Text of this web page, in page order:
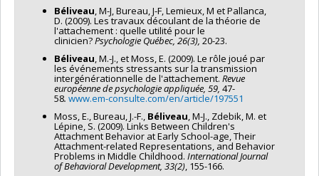
Béliveau, M-J, Bureau, J-F, Lemieux, M et Pallanca,
D. (2009). Les travaux découlant de la théorie de
l'attachement : quelle utilité pour le
clinicien?Psychologie Québec, 26(3), 20-23.
Béliveau, M.-J., et Moss, E. (2009). Le rôle joué par
les événements stressants sur la transmission
intergénérationnelle de l'attachement. Revue
européenne de psychologie appliquée, 59, 47-
58. www.em-consulte.com/en/article/197551
Moss, E., Bureau, J.-F., Béliveau, M-J., Zdebik, M. et
Lépine, S. (2009). Links Between Children's
Attachment Behavior at Early School-age, Their
Attachment-related Representations, and Behavior
Problems in Middle Childhood. International Journal
of Behavioral Development, 33(2), 155-166.